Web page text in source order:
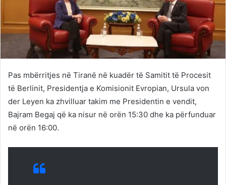
Pas mbërritjes në Tiranë në kuadër të Samitit të Procesit
të Berlinit, Presidentja e Komisionit Evropian, Ursula von
der Leyen ka zhvilluar takim me Presidentin e vendit,
Bajram Begaj që ka nisur në orën 15:30 dhe ka përfunduar
në orën 16:00.